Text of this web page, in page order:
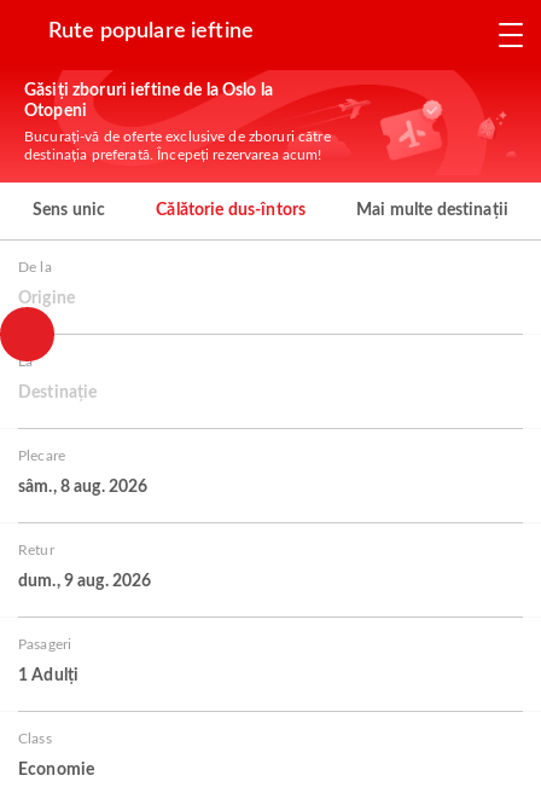
Rute populare ieftine
Găsiți zboruri ieftine de la Oslo la
Otopeni
Bucurați-vă de oferte exclusive de zboruri către
destinația preferată. Începeți rezervarea acum!
Sens unic Călătorie dus-întors Mai multe destinații
De la
Origine
La
Destinație
Plecare
sâm., 8 aug. 2026
Retur
dum., 9 aug. 2026
Pasageri
1 Adulți
Class
Economie